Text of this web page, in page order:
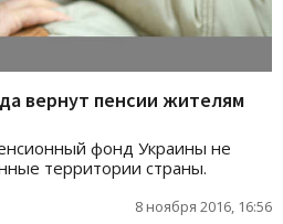
вернут пенсии жителям
фонд Украины не
территории страны.
8 ноября 2016, 16:56